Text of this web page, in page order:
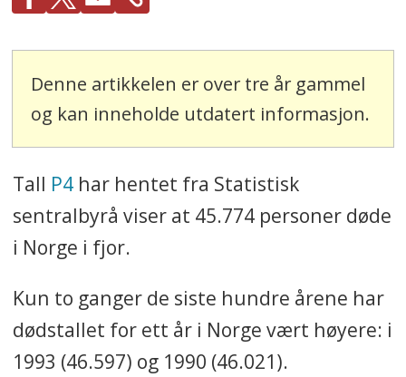
Denne artikkelen er over tre år gammel
og kan inneholde utdatert informasjon.
Tall P4 har hentet fra Statistisk
sentralbyrå viser at 45.774 personer døde
i Norge i fjor.
Kun to ganger de siste hundre årene har
dødstallet for ett år i Norge vært høyere: i
1993 (46.597) og 1990 (46.021).